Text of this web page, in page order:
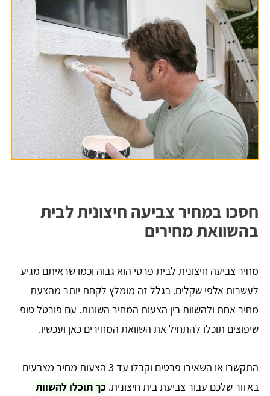
חסכו במחיר צביעה חיצונית לבית
בהשוואת מחירים
מחיר צביעה חיצונית לבית פרטי הוא גבוה וכמו שראיתם מגיע
לעשרות אלפי שקלים. בגלל זה מומלץ לקחת יותר מהצעת
מחיר אחת ולהשוות בין הצעות המחיר השונות. עם פורטל טופ
שיפוצים תוכלו להתחיל את השוואת המחירים כאן ועכשיו.
התקשרו או השאירו פרטים וקבלו עד 3 הצעות מחיר מצבעים
באזור שלכם עבור צביעת בית חיצונית. כך תוכלו להשוות